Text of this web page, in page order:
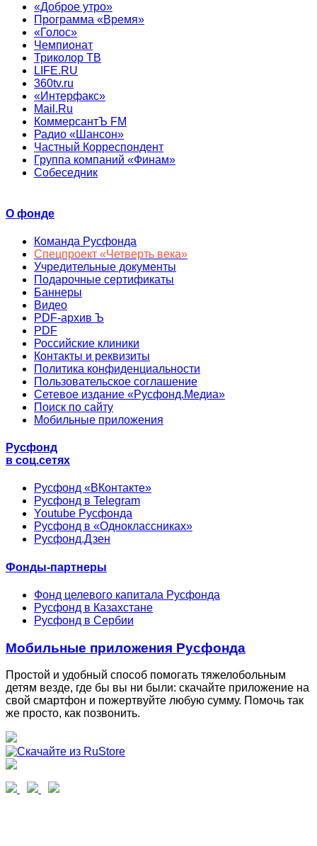
«Доброе утро»
Программа «Время»
«Голос»
Чемпионат
Триколор ТВ
LIFE.RU
360tv.ru
«Интерфакс»
Mail.Ru
КоммерсантЪ FM
Радио «Шансон»
Частный Корреспондент
Группа компаний «Финам»
Собеседник
О фонде
Команда Русфонда
Спецпроект «Четверть века»
Учредительные документы
Подарочные сертификаты
Баннеры
Видео
PDF-архив Ъ
PDF
Российские клиники
Контакты и реквизиты
Политика конфиденциальности
Пользовательское соглашение
Сетевое издание «Русфонд.Медиа»
Поиск по сайту
Мобильные приложения
Русфонд
в соц.сетях
Русфонд «ВКонтакте»
Русфонд в Telegram
Youtube Русфонда
Русфонд в «Одноклассниках»
Русфонд.Дзен
Фонды-партнеры
Фонд целевого капитала Русфонда
Русфонд в Казахстане
Русфонд в Сербии
Мобильные приложения Русфонда
Простой и удобный способ помогать тяжелобольным
детям везде, где бы вы ни были: скачайте приложение на
свой смартфон и пожертвуйте любую сумму. Помочь так
же просто, как позвонить.